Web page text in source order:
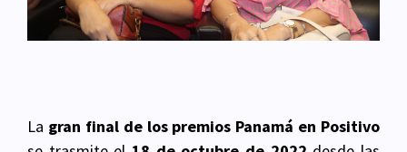
La gran final de los premios Panamá en Positivo